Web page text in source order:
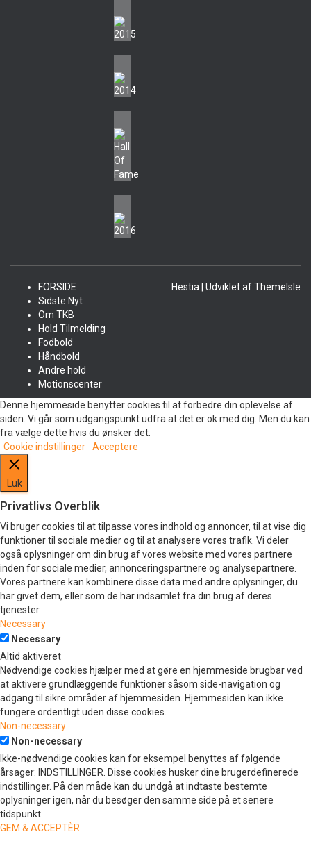
FORSIDE
Sidste Nyt
Om TKB
Hold Tilmelding
Fodbold
Håndbold
Andre hold
Motionscenter
Hestia | Udviklet afThemeIsle
Denne hjemmeside benytter cookies til at forbedre din oplevelse af
siden. Vi går som udgangspunkt udfra at det er ok med dig. Men du kan
fra vælge dette hvis du ønsker det.
Cookie indstillinger
Acceptere
Luk
Privatlivs Overblik
Vi bruger cookies til at tilpasse vores indhold og annoncer, til at vise dig
funktioner til sociale medier og til at analysere vores trafik. Vi deler
også oplysninger om din brug af vores website med vores partnere
inden for sociale medier, annonceringspartnere og analysepartnere.
Vores partnere kan kombinere disse data med andre oplysninger, du
har givet dem, eller som de har indsamlet fra din brug af deres
tjenester.
Necessary
Necessary
Altid aktiveret
Nødvendige cookies hjælper med at gøre en hjemmeside brugbar ved
at aktivere grundlæggende funktioner såsom side-navigation og
adgang til sikre områder af hjemmesiden. Hjemmesiden kan ikke
fungere ordentligt uden disse cookies.
Non-necessary
Non-necessary
Ikke-nødvendige cookies kan for eksempel benyttes af følgende
årsager: INDSTILLINGER. Disse cookies husker dine brugerdefinerede
indstillinger. På den måde kan du undgå at indtaste bestemte
oplysninger igen, når du besøger den samme side på et senere
tidspunkt.
GEM & ACCEPTÈR